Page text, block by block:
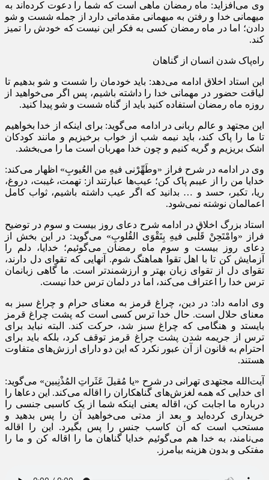
وی می‌افزاید: ماه رمضان ماهی است که شما را دعوت کرده‌اند به
میهمانی خدا و رفتن به میهمانی مقدماتی دارد از جمله شست و شو
دادن؛ اما در ماه رمضان کسی به فکر این نیست که خودش را تمیز
کند.
راه‌پاک شدن انسان از گناهان
این استاد اخلاق ادامه می‌دهد: باید خودمان را شست و شو بدهیم تا
لیاقت حضور در مهمانی خدا را داشته باشیم، پس اگر می‌خواهید از
روزه ماه رمضان استفاده کنید باید از گناه شست و شو پیدا کنید.
این مجتهد و عالم ربانی در ادامه می‌گوید: برای اینکه از خدا بخواهیم
تا ما را پاک کند، باید نیمه شب از خواب برخیزیم و مانند کودکان
اشک بریزیم و گریه کنیم و چون خدا مهربان است ما را می‌بخشد.
وی در ادامه در شرح فراز «وطَهِّرْنی فیهِ من العُیوبِ» اظهار می‌کند:
خدایا من را از عیبم پاک کن؛ عیب‌ها عبارتند از: تهمت، غیبت، دروغ،
ریا، تکبر، حسد و … بدانید که اگر عیب داشته باشیم، ثواب کامل
اعمالمان نوشته نمی‌شود.
استاد بزرگ اخلاق در ادامه شرح دعای روز بیست و سوم در توضیح
فراز «وامْتَحِنْ قَلْبی فیهِ بِتَقْوَی القُلوبِ» می‌گوید: در این بخش از
دعای روز بیست و سوم ماه رمضان می‌گوئیم؛ خدایا، دلم را
آزمایش کن تا با اهل تقوا هماهنگ شوم. آنهایی که تقوای دل دارند،
تقوای دل از تقوای زبان بهتر و ارزشمندتر است. ما گاهی زبانمان
ترس خدا را اعتراف می‌کند، اما در دلمان ترس خدا نیست.
وی ادامه داد: در دین، چراغ قرمز به معنای حرام و چراغ سبز به
معنای حلال است. حال خدا ترس کسی است که پشت چراغ قرمز
بایستد و هنگامی که چراغ سبز شد، حرکت کند. البته نباید برای
ترس از جریمه شدن پشت چراغ قرمز توقف کرد، بلکه باید برای
احترام به قانون از آن عبور نکرد که این دو دارای ارزش‌های متفاوت
هستند.
آیت‌الله مجتهدی تهرانی در شرح «یا مُقیلَ عَثَراتِ المُذْنِبین» می‌گوید:
ای خدایی که همه لغزش‌های گناهکاران را اقاله می‌کند. این دعاها را
درباره ما اجابت کن، اقاله یعنی اینکه شما از یک کاسبی جنسی را
خریداری کرده‌اید و بعد از مدتی می‌خواهید آن را پس بدهید و
مستحب است که آن کاسب جنس را پس بگیرد. این را اقاله
می‌نامند، به خدا هم می‌گوئیم خدایا گناهان ما را اقاله کن و ما را
مفتکی و بدون هزینه بیامرز.